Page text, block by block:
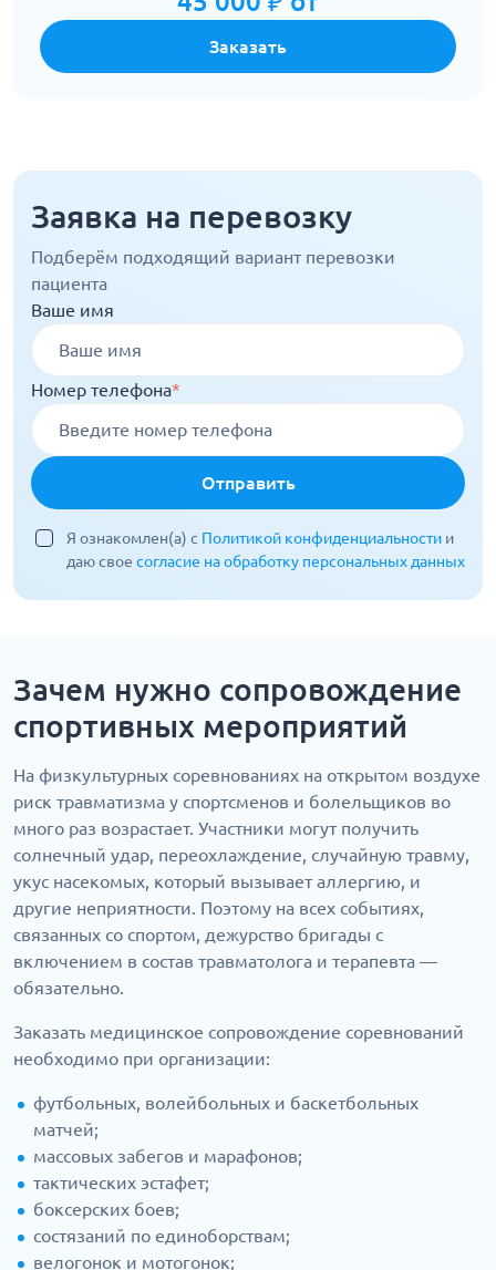
Заказать
Заявка на перевозку
Подберём подходящий вариант перевозки
пациента
Ваше имя
Номер телефона*
Отправить
Я ознакомлен(а) с Политикой конфиденциальности и
даю свое согласие на обработку персональных данных
Зачем нужно сопровождение
спортивных мероприятий
На физкультурных соревнованиях на открытом воздухе
риск травматизма у спортсменов и болельщиков во
много раз возрастает. Участники могут получить
солнечный удар, переохлаждение, случайную травму,
укус насекомых, который вызывает аллергию, и
другие неприятности. Поэтому на всех событиях,
связанных со спортом, дежурство бригады с
включением в состав травматолога и терапевта —
обязательно.
Заказать медицинское сопровождение соревнований
необходимо при организации:
футбольных, волейбольных и баскетбольных
матчей;
массовых забегов и марафонов;
тактических эстафет;
боксерских боев;
состязаний по единоборствам;
велогонок и мотогонок;